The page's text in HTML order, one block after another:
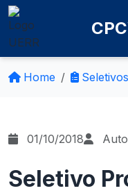
Home Seletivos
01/10/2018
Seletivo